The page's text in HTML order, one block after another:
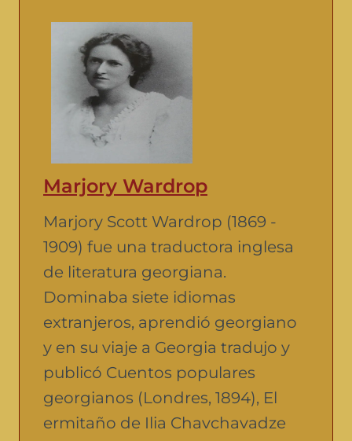
Marjory Wardrop
Marjory Scott Wardrop (1869 -
1909) fue una traductora inglesa
de literatura georgiana.
Dominaba siete idiomas
extranjeros, aprendió georgiano
y en su viaje a Georgia tradujo y
publicó Cuentos populares
georgianos (Londres, 1894), El
ermitaño de Ilia Chavchavadze